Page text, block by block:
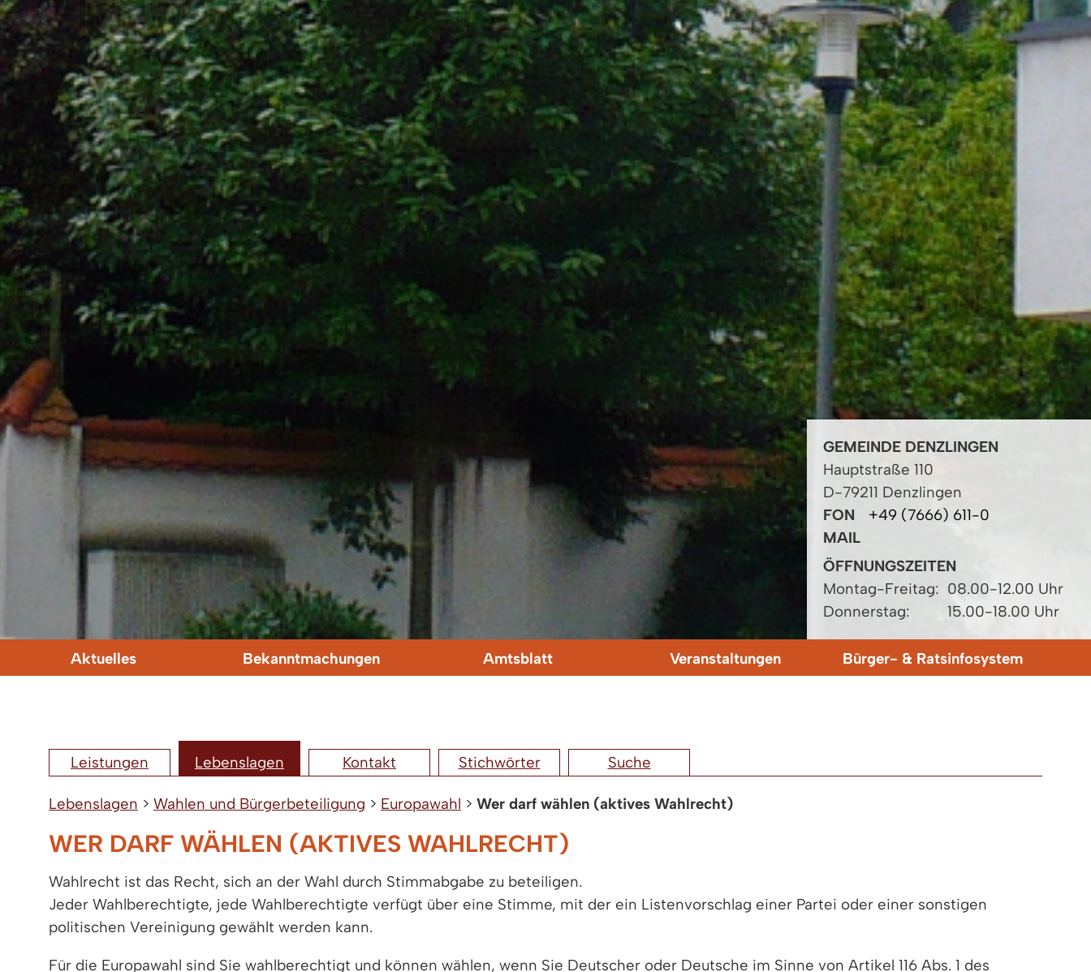
GEMEINDE DENZLINGEN
Hauptstraße 110
D-79211 Denzlingen
FON
+49 (7666) 611-0
MAIL
ÖFFNUNGSZEITEN
Montag-Freitag: 08.00-12.00 Uhr
Donnerstag:
15.00-18.00 Uhr
Aktuelles Bekanntmachungen Amtsblatt Veranstaltungen Bürger- & Ratsinfosystem
Leistungen Lebenslagen Kontakt Stichwörter Suche
Lebenslagen > Wahlen und Bürgerbeteiligung > Europawahl > Wer darf wählen (aktives Wahlrecht)
WER DARF WÄHLEN (AKTIVES WAHLRECHT)
Wahlrecht ist das Recht, sich an der Wahl durch Stimmabgabe zu beteiligen.
Jeder Wahlberechtigte, jede Wahlberechtigte verfügt über eine Stimme, mit der ein Listenvorschlag einer Partei oder einer sonstigen
politischen Vereinigung gewählt werden kann.
Für die Europawahl sind Sie wahlberechtigt und können wählen, wenn Sie Deutscher oder Deutsche im Sinne von Artikel 116 Abs. 1 des